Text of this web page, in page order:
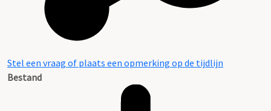
Stel een vraag of plaats een opmerking op de tijdlijn
Bestand